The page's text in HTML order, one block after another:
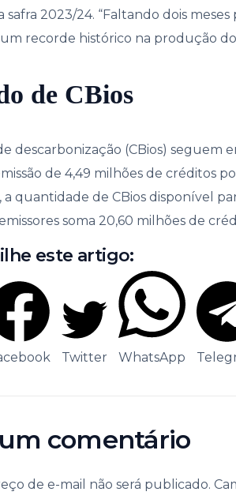
safra 2023/24. “Faltando dois
recorde histórico na produção
de CBios
descarbonização (CBios) seguem
de 4,49 milhões de créditos
quantidade de CBios disponível
soma 20,60 milhões de
este artigo:
Twitter WhatsApp
comentário
de e-mail não será publicado.